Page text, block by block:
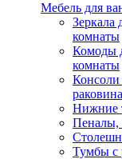
Мебель для
Зеркала
комнаты
Комоды
комнаты
Консоли
Нижние
Тумбы с